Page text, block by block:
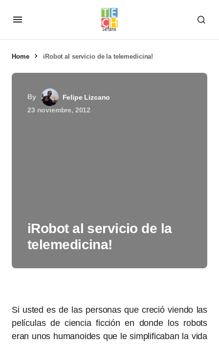
Home iRobot al servicio de la telemedicina!
By
Felipe Lizcano
23 noviembre, 2012
iRobot al servicio de la
telemedicina!
Si usted es de las personas que creció viendo las
películas de ciencia ficción en donde los robots
eran unos humanoides que le simplificaban la vida